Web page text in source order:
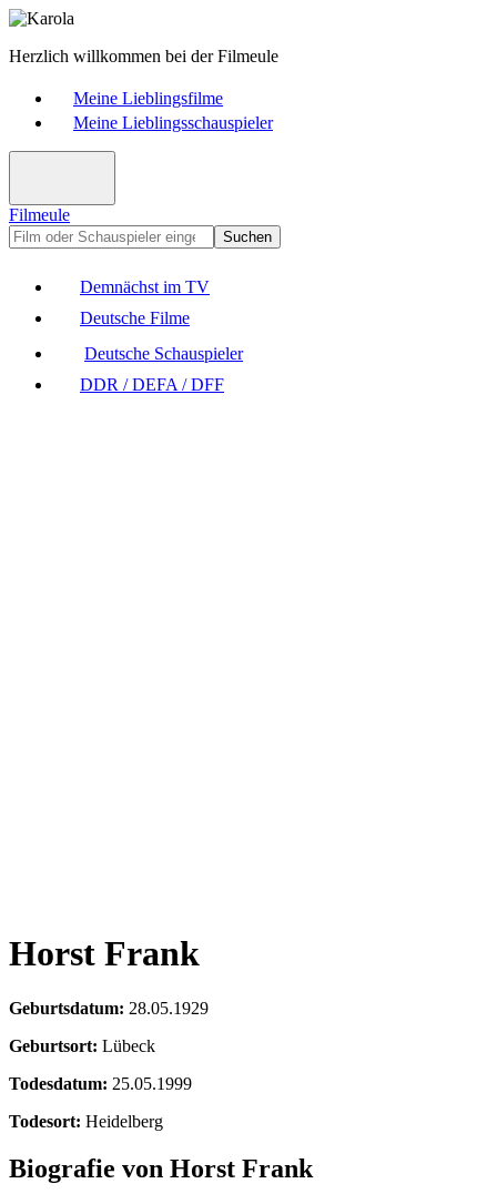
Herzlich willkommen bei der Filmeule
Meine Lieblingsfilme
Meine Lieblingsschauspieler
Filmeule
Suchen
Demnächst im TV
Deutsche Filme
Deutsche Schauspieler
DDR / DEFA / DFF
Horst Frank
Geburtsdatum: 28.05.1929
Geburtsort: Lübeck
Todesdatum: 25.05.1999
Todesort: Heidelberg
Biografie von Horst Frank